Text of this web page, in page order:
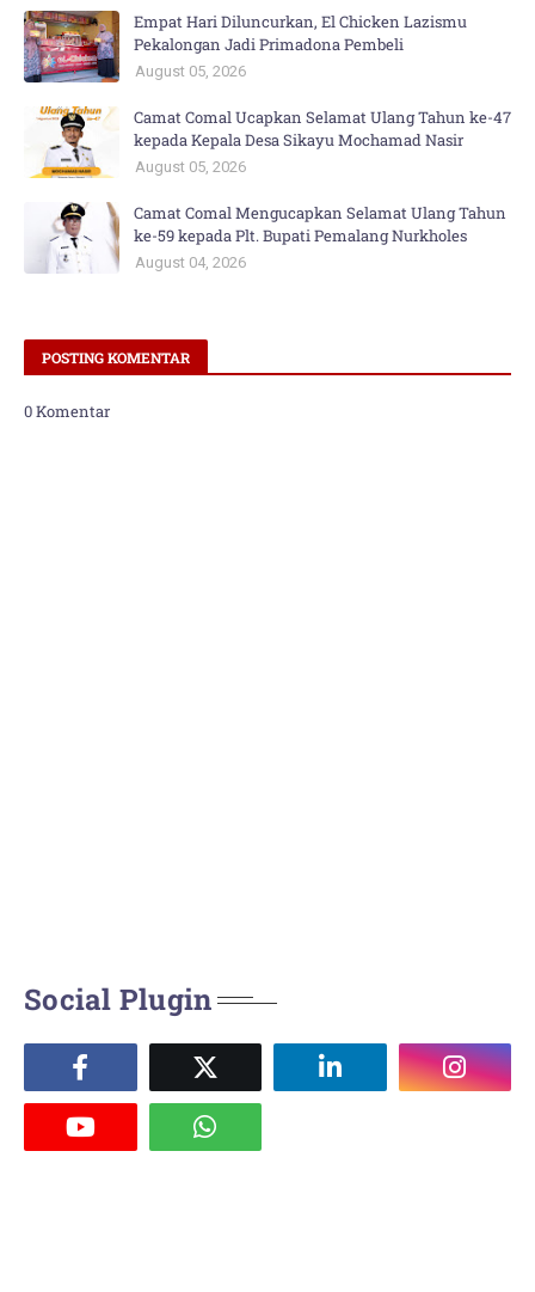
Empat Hari Diluncurkan, El Chicken Lazismu
Pekalongan Jadi Primadona Pembeli
August 05, 2026
Camat Comal Ucapkan Selamat Ulang Tahun ke-47
kepada Kepala Desa Sikayu Mochamad Nasir
August 05, 2026
Camat Comal Mengucapkan Selamat Ulang Tahun
ke-59 kepada Plt. Bupati Pemalang Nurkholes
August 04, 2026
POSTING KOMENTAR
0 Komentar
Social Plugin